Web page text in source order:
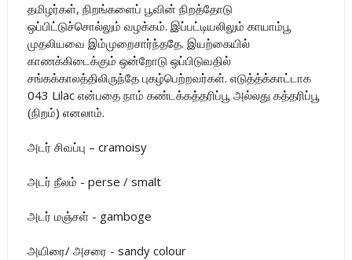
தமிழர்கள், நிறங்களைப் பூவின் நிறத்தோடு
ஒப்பிட்டுச்சொல்லும் வழக்கம். இப்பட்டியலிலும் காயாம்பூ
முதலியவை இம்முறைசார்ந்ததே. இயற்கையில்
காணக்கிடைக்கும் ஒன்றோடு ஒப்பிடுவதில்
சங்கக்காலத்திலிருந்தே புகழ்பெற்றவர்கள். எடுத்த்க்காட்டாக
043 Lilac என்பதை நாம் கண்டக்கத்தரிப்பூ அல்லது கத்தரிப்பூ
(நிறம்) எனலாம்.
அடர் சிவப்பு – cramoisy
அடர் நீலம் - perse / smalt
அடர் மஞ்சள் - gamboge
அயிரை/ அசரை - sandy colour